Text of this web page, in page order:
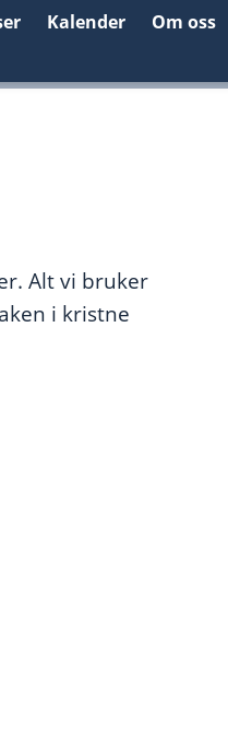
Kalender Om oss
Alt vi bruker
i kristne